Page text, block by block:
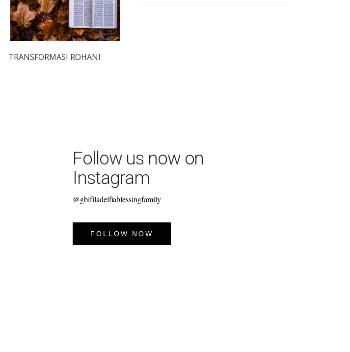
TRANSFORMASI ROHANI
Follow us now on
Instagram
@gbifiladelfiablessingfamily
FOLLOW NOW